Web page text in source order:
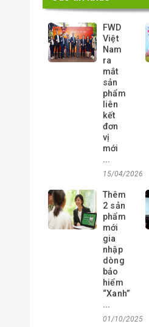
FWD
Việt
Nam
ra
mắt
sản
phẩm
liên
kết
đơn
vị
mới
...
15/04/2026
Thêm
2 sản
phẩm
mới
gia
nhập
dòng
bảo
hiểm
“Xanh”
...
01/10/2025